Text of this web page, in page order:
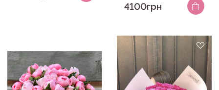
4100грн